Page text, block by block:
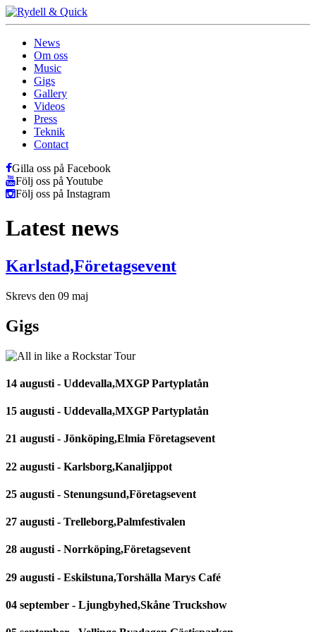
News
Om oss
Music
Gigs
Gallery
Videos
Press
Teknik
Contact
Gilla oss på Facebook
Följ oss på Youtube
Följ oss på Instagram
Latest news
Karlstad,Företagsevent
Skrevs den 09 maj
Gigs
14 augusti - Uddevalla,MXGP Partyplatån
15 augusti - Uddevalla,MXGP Partyplatån
21 augusti - Jönköping,Elmia Företagsevent
22 augusti - Karlsborg,Kanaljippot
25 augusti - Stenungsund,Företagsevent
27 augusti - Trelleborg,Palmfestivalen
28 augusti - Norrköping,Företagsevent
29 augusti - Eskilstuna,Torshälla Marys Café
04 september - Ljungbyhed,Skåne Truckshow